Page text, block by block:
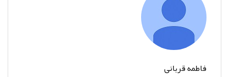
فاطمه قربانی